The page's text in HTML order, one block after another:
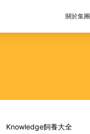
關於集團
Knowledge飼養大全